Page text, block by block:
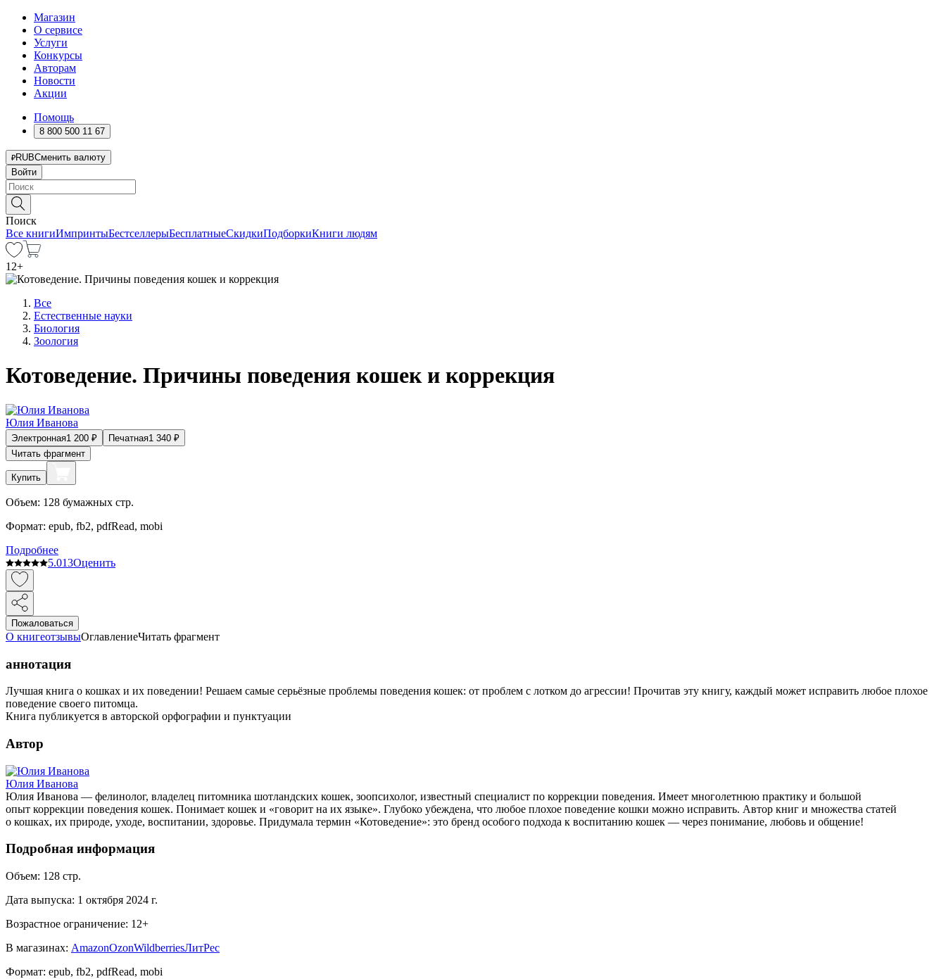
Магазин
О сервисе
Услуги
Конкурсы
Авторам
Новости
Акции
Помощь
8 800 500 11 67
RUBСменить валюту
Войти
Поиск
Все книгиИмпринтыБестселлерыБесплатныеСкидкиПодборкиКниги людям
12+
Все
Естественные науки
Биология
Зоология
Котоведение. Причины поведения кошек и коррекция
Юлия Иванова
Электронная1 200 ₽ Печатная1 340 ₽
Читать фрагмент
Купить
Объем: 128 бумажных стр.
Формат: epub, fb2, pdfRead, mobi
Подробнее
5.013Оценить
Пожаловаться
О книгеотзывыОглавлениеЧитать фрагмент
аннотация
Лучшая книга о кошках и их поведении! Решаем самые серьёзные проблемы поведения кошек: от проблем с лотком до агрессии! Прочитав эту книгу, каждый может исправить любое плохое
поведение своего питомца.
Книга публикуется в авторской орфографии и пунктуации
Автор
Юлия Иванова
Юлия Иванова — фелинолог, владелец питомника шотландских кошек, зоопсихолог, известный специалист по коррекции поведения. Имеет многолетнюю практику и большой
опыт коррекции поведения кошек. Понимает кошек и «говорит на их языке». Глубоко убеждена, что любое плохое поведение кошки можно исправить. Автор книг и множества статей
о кошках, их природе, уходе, воспитании, здоровье. Придумала термин «Котоведение»: это бренд особого подхода к воспитанию кошек — через понимание, любовь и общение!
Подробная информация
Объем: 128 стр.
Дата выпуска: 1 октября 2024 г.
Возрастное ограничение: 12+
В магазинах: AmazonOzonWildberriesЛитРес
Формат: epub, fb2, pdfRead, mobi